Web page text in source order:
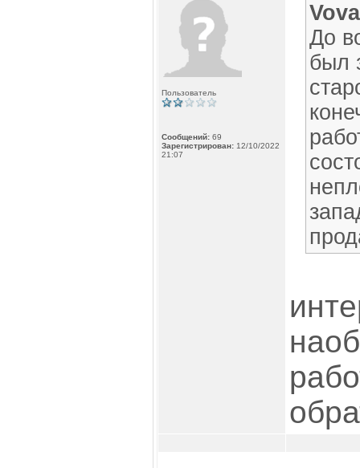
Пользователь
Сообщений: 69
Зарегистрирован: 12/10/2022
21:07
До
был